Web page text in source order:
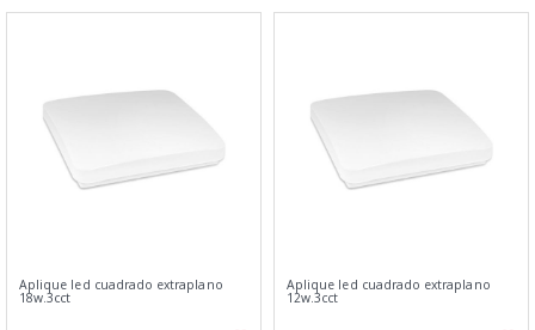
Aplique led cuadrado extraplano
18w.3cct
Aplique led cuadrado extraplano
12w.3cct